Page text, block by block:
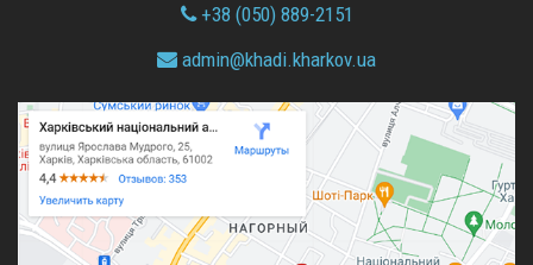
+38 (050) 889-2151
admin@khadi.kharkov.ua